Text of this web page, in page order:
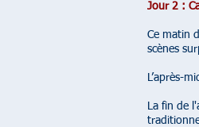
Jour 2 :
Ce matin
scènes
L’après-
La fin de